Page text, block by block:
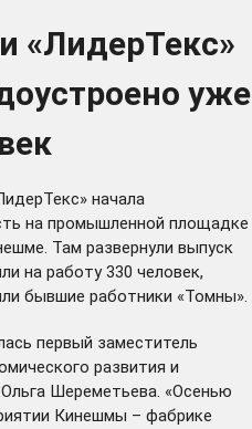
«ЛидерТекс»
уже
начала
на промышленной площадке
Там развернули выпуск
на работу 330 человек,
бывшие работники «Томны».
первый заместитель
развития и
Шереметьева. «Осенью
Кинешмы – фабрике